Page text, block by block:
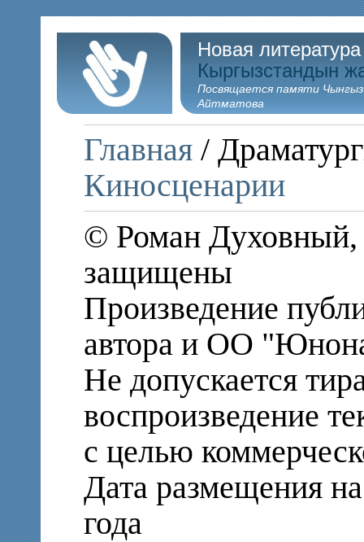
Новая
Кыргызстандын
Посвящается памяти
Айтматова
Главная /
Киносценарии
© Роман Духовный,
защищены
Произведение
автора и ОО
Не допускается
воспроизведение
с целью
Дата размещения
года